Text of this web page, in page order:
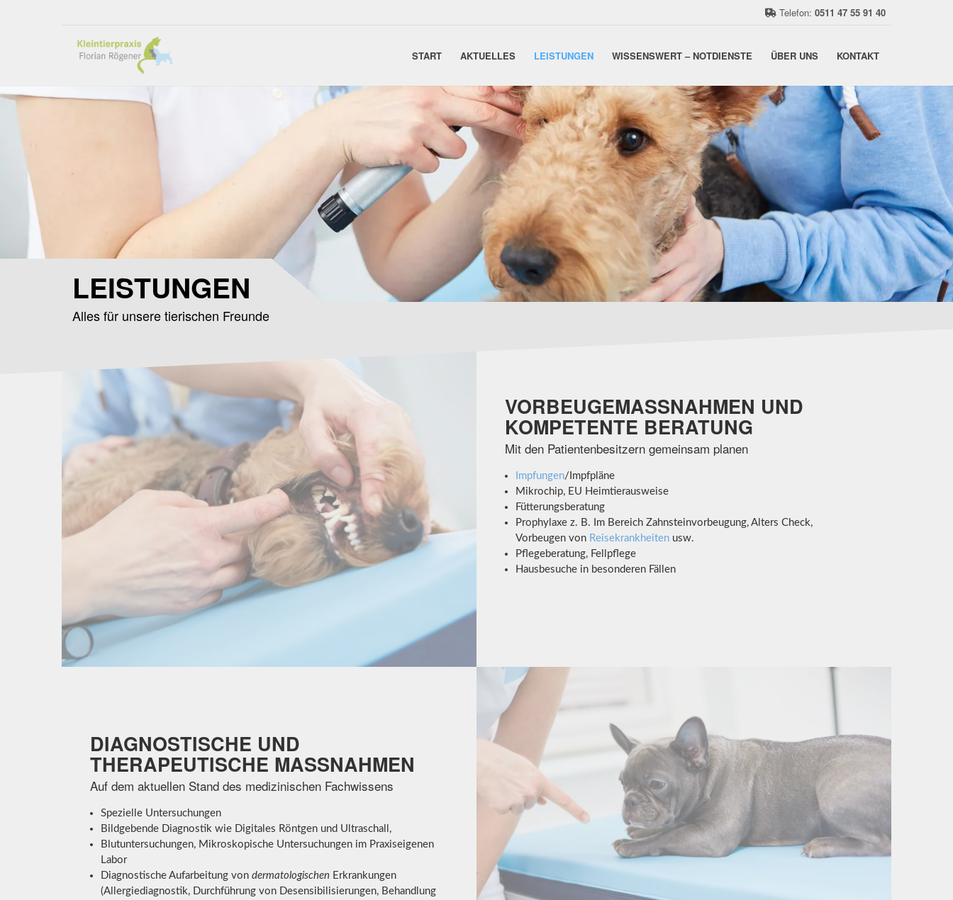
Telefon: 0511 47 55 91 40
START AKTUELLES LEISTUNGEN WISSENSWERT – NOTDIENSTE ÜBER UNS KONTAKT
LEISTUNGEN
Alles für unsere tierischen Freunde
VORBEUGEMASSNAHMEN UND K
OMPETENTE BERATUNG
Mit den Patientenbesitzern gemeinsam planen
Impfungen/Impfpläne
Mikrochip, EU Heimtierausweise
Fütterungsberatung
Prophylaxe z. B. Im Bereich Zahnsteinvorbeugung, Alters Check,
Vorbeugen von Reisekrankheiten usw.
Pflegeberatung, Fellpflege
Hausbesuche in besonderen Fällen
DIAGNOSTISCHE UND
THERAPEUTISCHE MASSNAHMEN
Auf dem aktuellen Stand des medizinischen Fachwissens
Spezielle Untersuchungen
Bildgebende Diagnostik wie Digitales Röntgen und Ultraschall,
Blutuntersuchungen, Mikroskopische Untersuchungen im Praxiseigenen
Labor
Diagnostische Aufarbeitung von dermatologischen Erkrankungen
(Allergiediagnostik, Durchführung von Desensibilisierungen, Behandlung